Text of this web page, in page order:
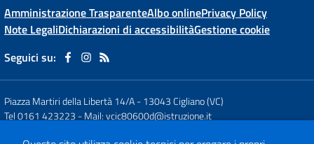
Amministrazione TrasparenteAlbo onlinePrivacy Policy
Note LegaliDichiarazioni di accessibilitàGestione cookie
Seguici su:
Piazza Martiri della Libertà 14/A-13043 Cigliano (VC)
Tel 0161 423223 - Mail:vcic80600d@istruzione.it